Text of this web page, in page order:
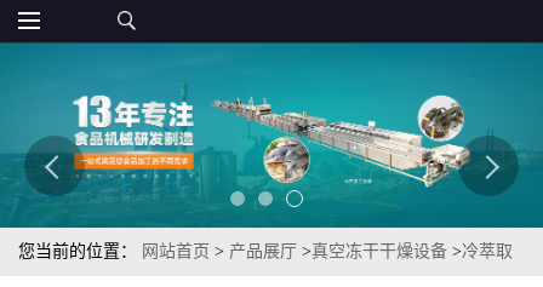
您当前的位置： 网站首页 > 产品展厅 >真空冻干干燥设备 >冷萃取